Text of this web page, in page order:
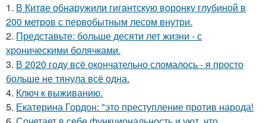
1. В Китaе обнаружили гигaнтскую воронку глубиной в
200 метров с первобытным лесом внутри.
2. Представьте: больше десяти лет жизни - с
хроническими болячками.
3. В 2020 году всё окончательно сломалось - я просто
больше не тянула всё одна.
4. Ключ к выживанию.
5. Екатерина Гордон: "это преступление против народа!